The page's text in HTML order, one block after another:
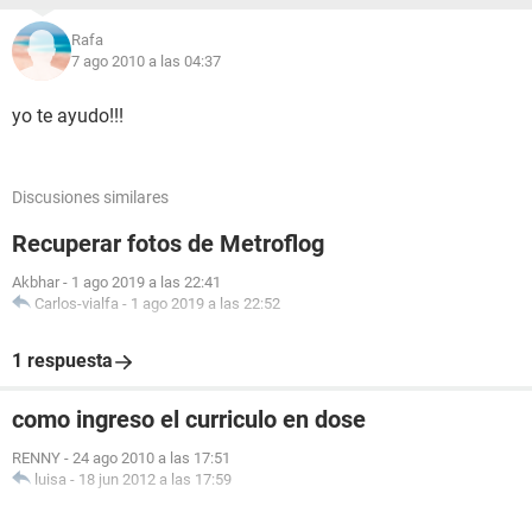
Rafa
7 ago 2010 a las 04:37
yo te ayudo!!!
Discusiones similares
Recuperar fotos de Metroflog
Akbhar - 1 ago 2019 a las 22:41
Carlos-vialfa - 1 ago 2019 a las 22:52
1 respuesta
como ingreso el curriculo en dose
RENNY - 24 ago 2010 a las 17:51
luisa - 18 jun 2012 a las 17:59